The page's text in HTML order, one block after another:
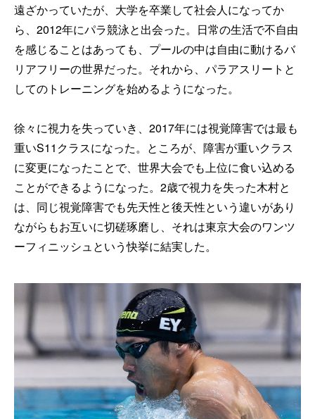
遠ざかっていたが、大学を卒業して社会人になってか
ら、2012年にパラ競泳と出会った。日常の生活で不自由
を感じることはあっても、プールの中は自由に動けるバ
リアフリーの世界だった。それから、パラアスリートと
してのトレーニングを始めるようになった。
徐々に視力を失っていき、2017年には視覚障害では最も
重いS11クラスになった。ところが、障害が重いクラス
に変更になったことで、世界大会でも上位に食い込める
ことができるようになった。2歳で視力を失った木村と
は、同じ視覚障害でも先天性と後天性という違いがあり
ながらもお互いに切磋琢磨し、それは東京大会のワンツ
ーフィニッシュという快挙に結実した。